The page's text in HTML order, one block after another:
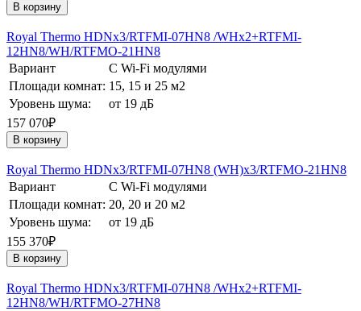
В корзину
Royal Thermo HDNх3/RTFMI-07HN8 /WHх2+RTFMI-
12HN8/WH/RTFMO-21HN8
Вариант
С Wi-Fi модулями
Площади комнат: 15, 15 и 25 м2
Уровень шума:
от 19 дБ
157 070₽
В корзину
Royal Thermo HDNх3/RTFMI-07HN8 (WH)х3/RTFMO-21HN8
Вариант
С Wi-Fi модулями
Площади комнат: 20, 20 и 20 м2
Уровень шума:
от 19 дБ
155 370₽
В корзину
Royal Thermo HDNх3/RTFMI-07HN8 /WHх2+RTFMI-
12HN8/WH/RTFMO-27HN8